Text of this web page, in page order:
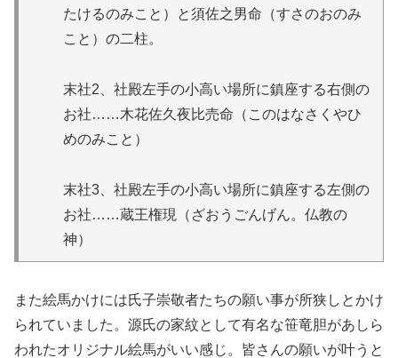
たけるのみこと）と須佐之男命（すさのおのみ
こと）の二柱。
末社2、社殿左手の小高い場所に鎮座する右側の
お社……木花佐久夜比売命（このはなさくやひ
めのみこと）
末社3、社殿左手の小高い場所に鎮座する左側の
お社……蔵王権現（ざおうごんげん。仏教の
神）
また絵馬かけには氏子崇敬者たちの願い事が所狭しとかけ
られていました。源氏の家紋として有名な笹竜胆があしら
われたオリジナル絵馬がいい感じ。皆さんの願いが叶うと